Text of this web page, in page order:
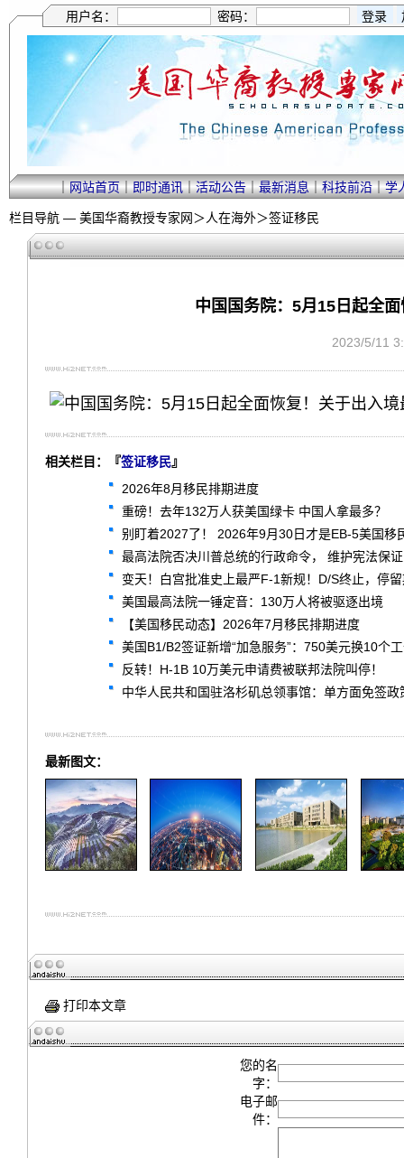
用户名： 密码：
｜网站首页｜即时通讯｜活动公告｜最新消息｜科技前沿｜学
栏目导航 — 美国华裔教授专家网＞人在海外＞签证移民
中国国务院：5月15日起全
2023/5/11
相关栏目：『签证移民』
2026年8月移民排期进度
重磅！去年132万人获美国绿卡 中国人拿最多？
别盯着2027了！ 2026年9月30日才是EB-5美国移
最高法院否决川普总统的行政命令， 维护宪法保
变天！白宫批准史上最严F-1新规！D/S终止，停
美国最高法院一锤定音：130万人将被驱逐出境
【美国移民动态】2026年7月移民排期进度
美国B1/B2签证新增“加急服务”：750美元换10个
反转！H-1B 10万美元申请费被联邦法院叫停！
中华人民共和国驻洛杉矶总领事馆：单方面免签
最新图文：
打印本文章
您的名
字：
电子邮
件：